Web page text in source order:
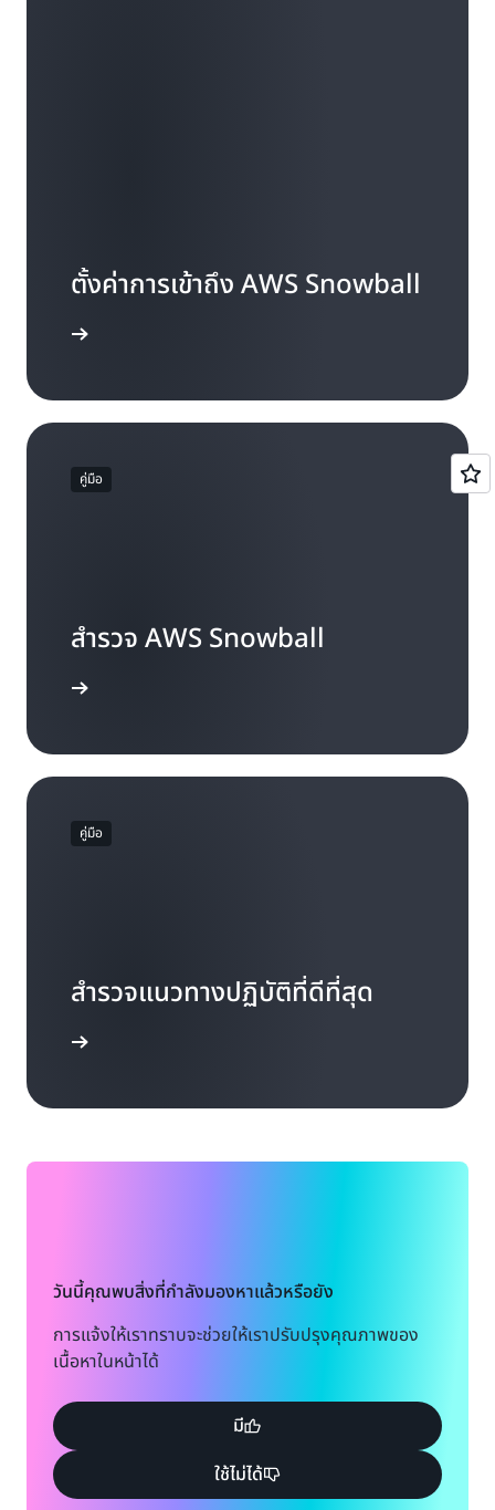
ตั้งค่าการเข้าถึง AWS Snowball
คู่มือ
สำรวจ AWS Snowball
คู่มือ
สำรวจแนวทางปฏิบัติที่ดีที่สุด
วันนี้คุณพบสิ่งที่กำลังมองหาแล้วหรือยัง
การแจ้งให้เราทราบจะช่วยให้เราปรับปรุงคุณภาพของ
เนื้อหาในหน้าได้
มี
ใช้ไม่ได้